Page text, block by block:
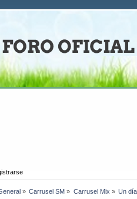
» Carrusel SM » Carrusel Mix » Un